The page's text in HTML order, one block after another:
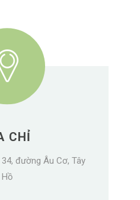
CHỈ
đường Âu Cơ, Tây
Hồ